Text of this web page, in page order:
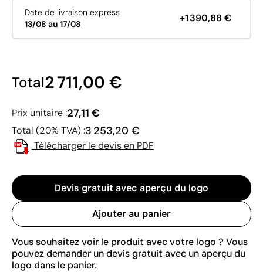
Date de livraison express
13/08 au 17/08
+1 390,88 €
Total2 711,00 €
Prix unitaire :27,11 €
Total (20% TVA) :3 253,20 €
Télécharger le devis en PDF
Devis gratuit avec aperçu du logo
Ajouter au panier
Vous souhaitez voir le produit avec votre logo ? Vous
pouvez demander un devis gratuit avec un aperçu du
logo dans le panier.